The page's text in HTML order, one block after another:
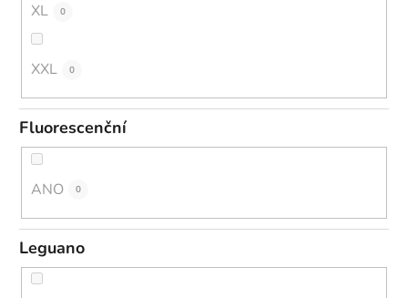
XL 0
XXL 0
Fluorescenční
ANO 0
Leguano